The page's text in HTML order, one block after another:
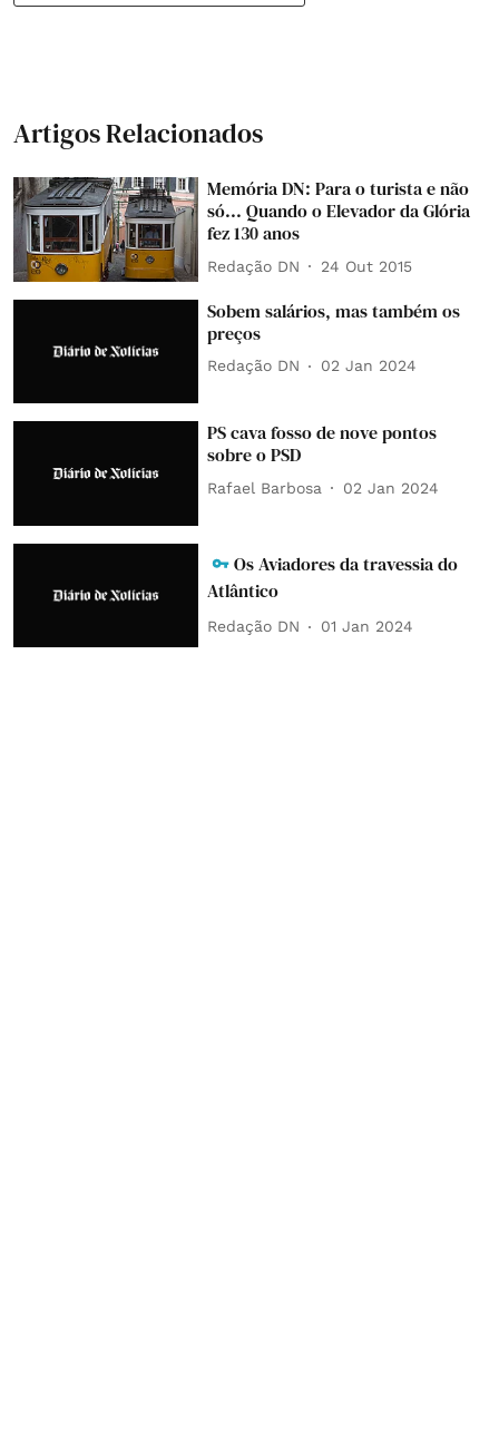
Artigos Relacionados
Memória DN: Para o turista e não
só... Quando o Elevador da Glória
fez 130 anos
Redação DN 24 Out 2015
Sobem salários, mas também os
preços
Redação DN 02 Jan 2024
PS cava fosso de nove pontos
sobre o PSD
Rafael Barbosa 02 Jan 2024
Os Aviadores da travessia do
Atlântico
Redação DN 01 Jan 2024